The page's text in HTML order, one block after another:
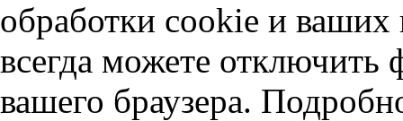
обработки cookie и
всегда можете отключить
вашего браузера.